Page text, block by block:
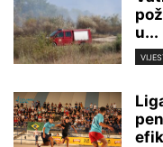
u...